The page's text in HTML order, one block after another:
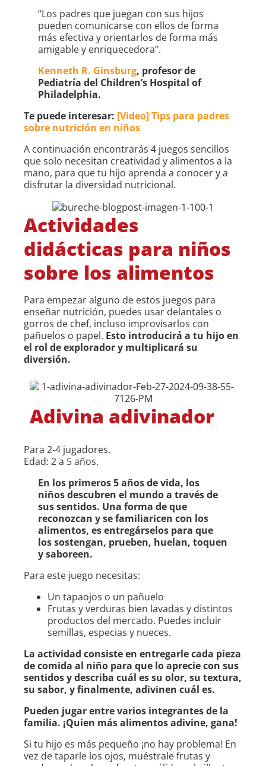
“Los padres que juegan con sus hijos
pueden comunicarse con ellos de forma
más efectiva y orientarlos de forma más
amigable y enriquecedora”.
Kenneth R. Ginsburg, profesor de
Pediatría del Children’s Hospital of
Philadelphia.
Te puede interesar: [Video] Tips para padres
sobre nutrición en niños
A continuación encontrarás 4 juegos sencillos
que solo necesitan creatividad y alimentos a la
mano, para que tu hijo aprenda a conocer y a
disfrutar la diversidad nutricional.
Actividades
didácticas para niños
sobre los alimentos
Para empezar alguno de estos juegos para
enseñar nutrición, puedes usar delantales o
gorros de chef, incluso improvisarlos con
pañuelos o papel. Esto introducirá a tu hijo en
el rol de explorador y multiplicará su
diversión.
Adivina adivinador
Para 2-4 jugadores.
Edad: 2 a 5 años.
En los primeros 5 años de vida, los
niños descubren el mundo a través de
sus sentidos. Una forma de que
reconozcan y se familiaricen con los
alimentos, es entregárselos para que
los sostengan, prueben, huelan, toquen
y saboreen.
Para este juego necesitas:
Un tapaojos o un pañuelo
Frutas y verduras bien lavadas y distintos
productos del mercado. Puedes incluir
semillas, especias y nueces.
La actividad consiste en entregarle cada pieza
de comida al niño para que lo aprecie con sus
sentidos y describa cuál es su olor, su textura,
su sabor, y finalmente, adivinen cuál es.
Pueden jugar entre varios integrantes de la
familia. ¡Quien más alimentos adivine, gana!
Si tu hijo es más pequeño ¡no hay problema! En
vez de taparle los ojos, muéstrale frutas y